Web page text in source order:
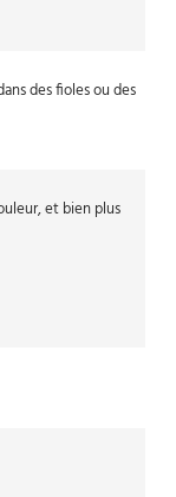
des fioles ou des
et bien plus